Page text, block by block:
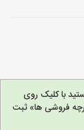
با کلیک روی
فروشی ها» ثبت